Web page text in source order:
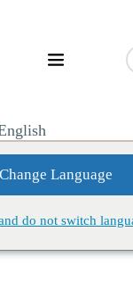
a different
to change to:
Change Language
do not switch